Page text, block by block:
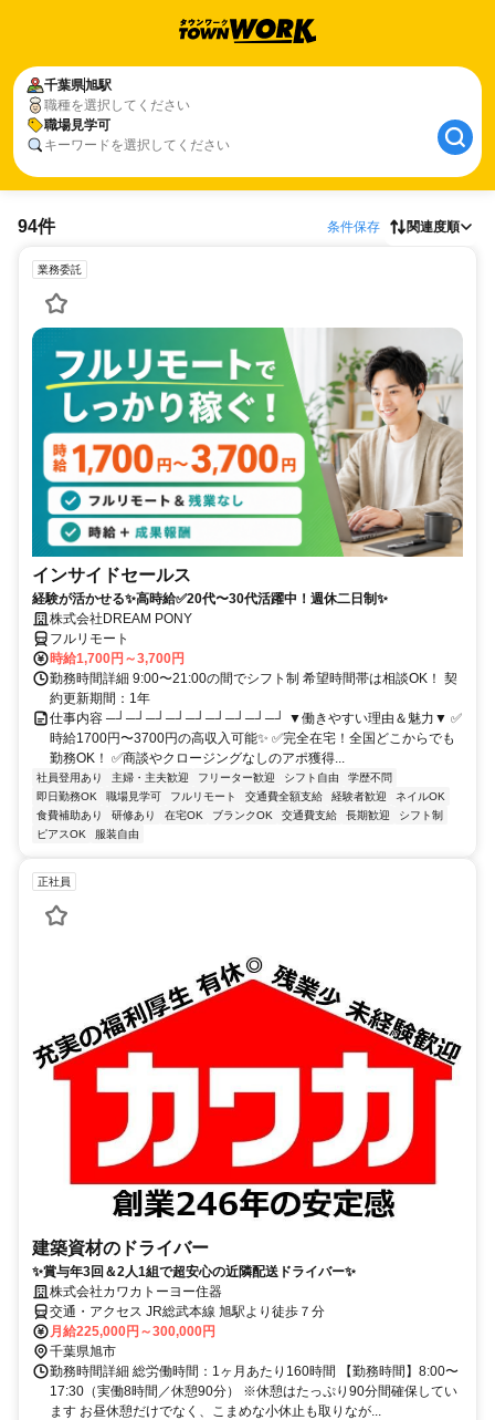
千葉県旭駅
職種を選択してください
職場見学可
キーワードを選択してください
94件 条件保存 関連度順
業務委託
インサイドセールス
経験が活かせる✨高時給✅20代〜30代活躍中！週休二日制✨
株式会社DREAM PONY
フルリモート
時給1,700円～3,700円
勤務時間詳細 9:00〜21:00の間でシフト制 希望時間帯は相談OK！ 契
約更新期間：1年
仕事内容 ─┘─┘─┘─┘─┘─┘─┘─┘─┘ ▼働きやすい理由＆魅力▼ ✅
時給1700円〜3700円の高収入可能✨ ✅完全在宅！全国どこからでも
勤務OK！ ✅商談やクロージングなしのアポ獲得...
社員登用あり 主婦・主夫歓迎 フリーター歓迎 シフト自由
学歴不問
即日勤務OK
職場見学可 フルリモート 交通費全額支給 経験者歓迎
ネイルOK
食費補助あり
研修あり 在宅OK ブランクOK 交通費支給 長期歓迎
シフト制
ピアスOK
服装自由
正社員
建築資材のドライバー
✨賞与年3回＆2人1組で超安心の近隣配送ドライバー✨
株式会社カワカトーヨー住器
交通・アクセス JR総武本線 旭駅より徒歩７分
月給225,000円～300,000円
千葉県旭市
勤務時間詳細 総労働時間：1ヶ月あたり160時間 【勤務時間】8:00〜
17:30（実働8時間／休憩90分） ※休憩はたっぷり90分間確保してい
ます お昼休憩だけでなく、こまめな小休止も取りなが...